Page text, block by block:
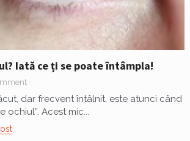
Iată ce ți se poate întâmpla!
dar frecvent întâlnit, este atunci când
ochiul”. Acest mic...